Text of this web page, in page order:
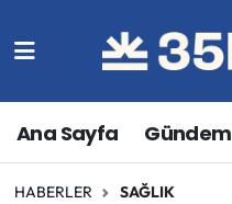
Ana Sayfa Gündem
HABERLER SAĞLIK